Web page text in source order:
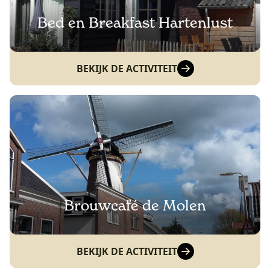
Bed en Breakfast Hartenlust
BEKIJK DE ACTIVITEIT
Brouwcafé de Molen
BEKIJK DE ACTIVITEIT